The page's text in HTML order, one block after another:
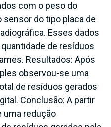
com o peso do
sensor do tipo placa de
Esses dados
de resíduos
Resultados: Após
observou-se uma
de resíduos gerados
Conclusão: A partir
uma redução